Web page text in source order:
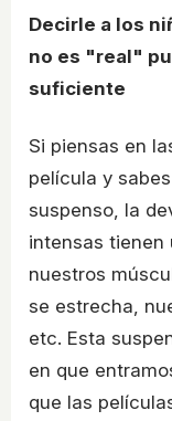
Decirle a los
no es "real"
suficiente
Si piensas en
película y
suspenso, la
intensas tienen
nuestros
se estrecha,
etc. Esta
en que
que las